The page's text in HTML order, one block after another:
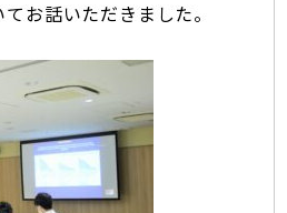
お話いただきました。